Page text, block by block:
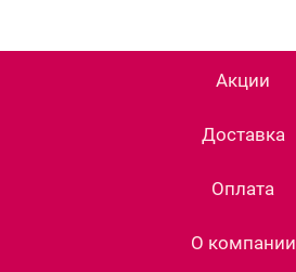
Акции
Доставка
Оплата
О компании